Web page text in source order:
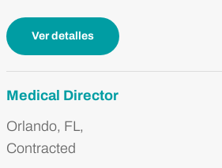
Ver detalles
Medical Director
Orlando, FL,
Contracted